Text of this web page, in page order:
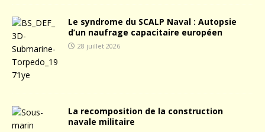
Le syndrome du SCALP Naval : Autopsie
d’un naufrage capacitaire européen
28 juillet 2026
La recomposition de la construction
navale militaire